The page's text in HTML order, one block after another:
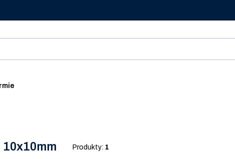
Produkty: 1